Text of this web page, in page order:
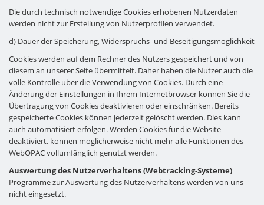
Die durch technisch notwendige Cookies erhobenen Nutzerdaten
werden nicht zur Erstellung von Nutzerprofilen verwendet.
d) Dauer der Speicherung, Widerspruchs- und Beseitigungsmöglichkeit
Cookies werden auf dem Rechner des Nutzers gespeichert und von
diesem an unserer Seite übermittelt. Daher haben die Nutzer auch die
volle Kontrolle über die Verwendung von Cookies. Durch eine
Änderung der Einstellungen in Ihrem Internetbrowser können Sie die
Übertragung von Cookies deaktivieren oder einschränken. Bereits
gespeicherte Cookies können jederzeit gelöscht werden. Dies kann
auch automatisiert erfolgen. Werden Cookies für die Website
deaktiviert, können möglicherweise nicht mehr alle Funktionen des
WebOPAC vollumfänglich genutzt werden.
Auswertung des Nutzerverhaltens (Webtracking-Systeme)
Programme zur Auswertung des Nutzerverhaltens werden von uns
nicht eingesetzt.